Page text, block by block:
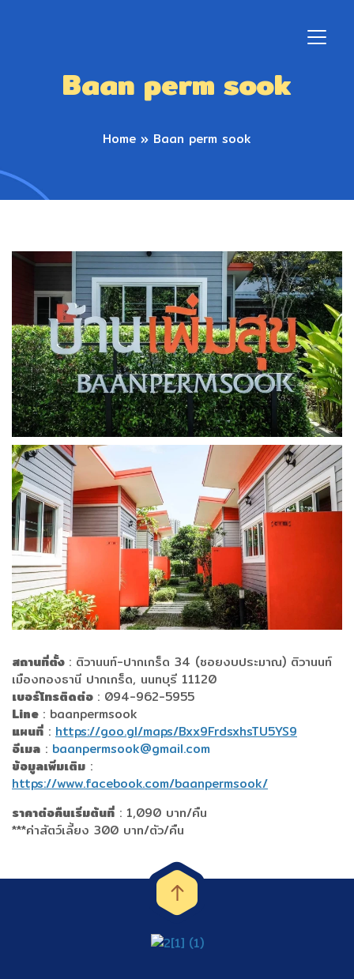
Baan perm sook
Home » Baan perm sook
สถานที่ตั้ง : ติวานนท์-ปากเกร็ด 34 (ซอยงบประมาณ) ติวานนท์
เมืองทองธานี ปากเกร็ด, นนทบุรี 11120
เบอร์โทรติดต่อ : 094-962-5955
Line : baanpermsook
แผนที่ : https://goo.gl/maps/Bxx9FrdsxhsTU5YS9
อีเมล : baanpermsook@gmail.com
ข้อมูลเพิ่มเติม :
https://www.facebook.com/baanpermsook/
ราคาต่อคืนเริ่มต้นที่ : 1,090 บาท/คืน
***ค่าสัตว์เลี้ยง 300 บาท/ตัว/คืน